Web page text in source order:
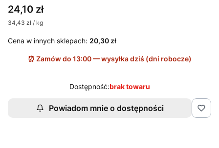
Cena
24,10 zł
34,43 zł / kg
Cena w innych sklepach: 20,30 zł
Dostępność:brak towaru
Powiadom mnie o dostępności